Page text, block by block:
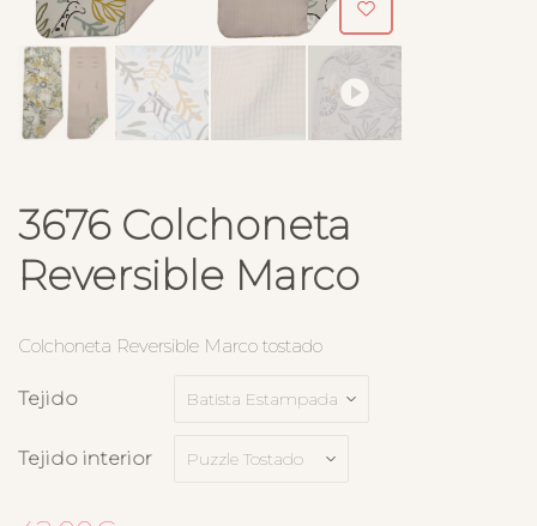
3676 Colchoneta
Reversible Marco
Colchoneta Reversible Marco tostado
Tejido
Tejido interior